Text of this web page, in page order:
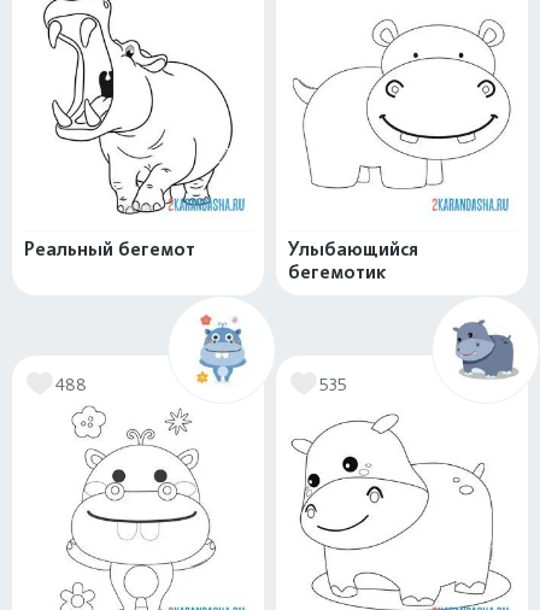
Реальный бегемот
Улыбающийся
бегемотик
488 535